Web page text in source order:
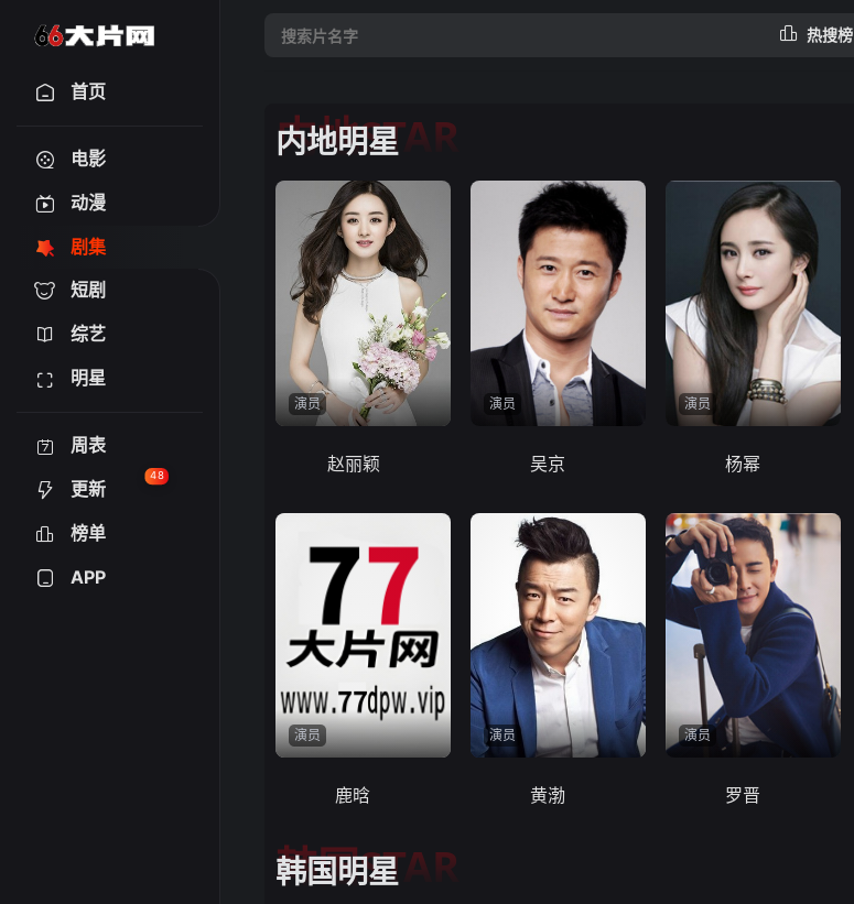
热搜榜
首页
电影
动漫
剧集
短剧
综艺
明星
周表
更新
48
榜单
APP
内地明星
内地STAR
演员
赵丽颖
演员
吴京
演员
杨幂
演员
鹿晗
演员
黄渤
演员
罗晋
韩国明星
韩国STAR